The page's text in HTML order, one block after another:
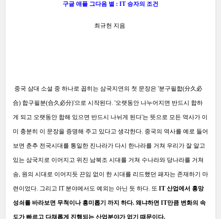
구글 애플 그다음 별 : IT 승자의 조건
최규헌 지음
중국 삼대 소설 중 하나로 꼽히는 삼국지연의 첫 문장은 '분구필합(分久必
合) 합구필분(合久必分)'으로 시작된다. '오랫동안 나누어지면 반드시 합하
게 되고 오랫동안 합해 있으면 반드시 나뉘게 된다'는 뜻으로 모든 역사가 이
미 충분히 이 문장을 증명해 주고 있다고 생각한다. 중국의 역사를 예로 들어
보면 춘추 전국시대를 통일한 진나라가 다시 한나라를 거쳐 우리가 잘 알고
있는 삼국지로 이어지고 위진 남북조 시대를 거쳐 수나라와 당나라를 거쳐
송, 원의 시대로 이어지듯 끈임 없이 한 시대를 리드했던 패자는 존재하기 마
련이었다. 그리고 IT 분야에서도 예외는 아닌 듯 하다. 또 IT 산업에서 흥망
성쇠를 바라보면 무척이나 흥미롭기 까지 하다. 왜냐하면 IT만큼 변화의 속
도가 빠르고 다채롭게 진행되는 산업분야가 없기 때문이다.